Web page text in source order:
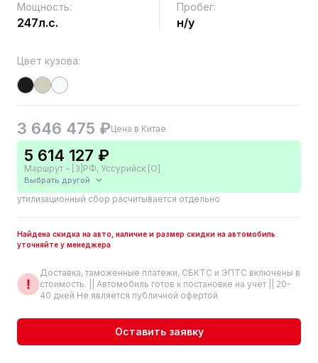
Мощность:
247л.с.
Пробег:
н/у
Цвет кузова:
3 646 475 ₽Цена в Китае
5 614 127 ₽
Маршрут - [3]РФ, Уссурийск [О]
Выбрать другой
утилизационный сбор расчитывается отдельно
Найдена скидка на авто, наличие и размер скидки на автомобиль
уточняйте у менеджера
Доставка, таможенные платежи, СБКТС и ЭПТС включены в
стоимость. || Автомобиль готов к постановке на учет || 20-
40 дней Не является публичной офертой
Оставить заявку